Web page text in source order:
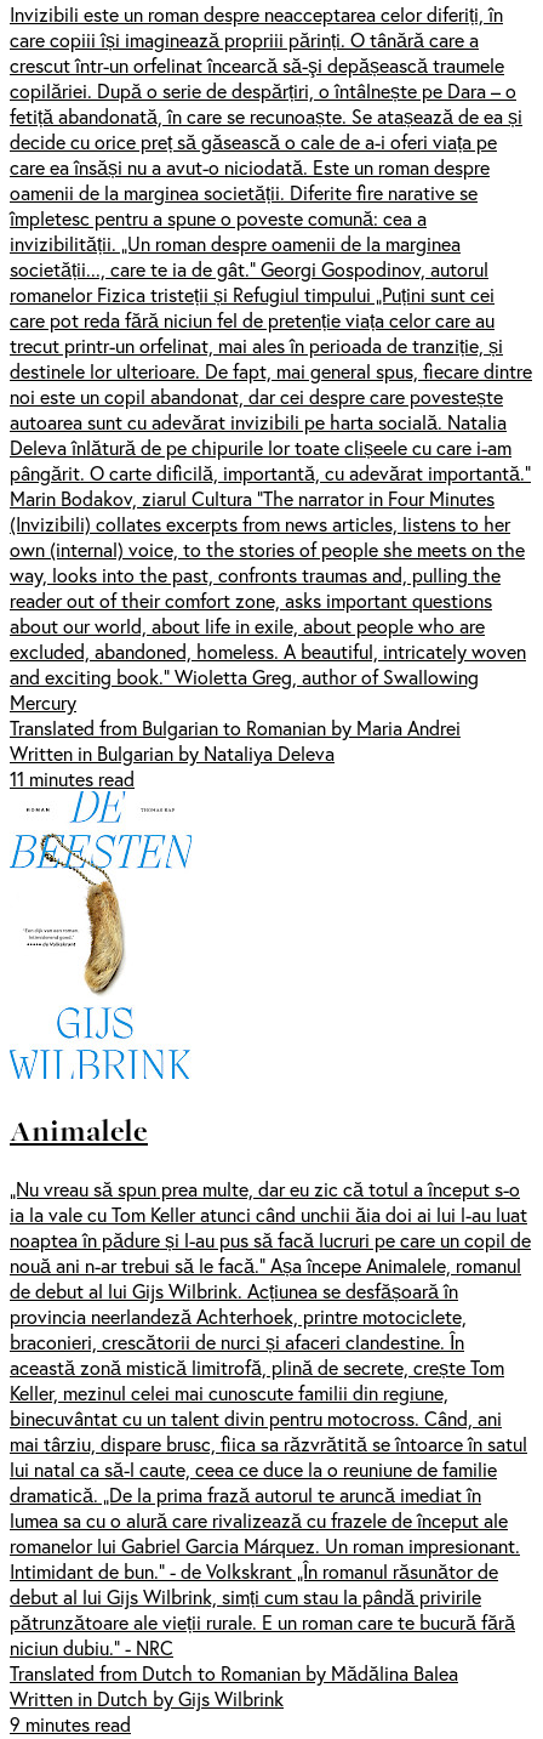
Invizibili este un roman despre neacceptarea celor diferiți, în
care copiii își imaginează propriii părinți. O tânără care a
crescut într-un orfelinat încearcă să-şi depășească traumele
copilăriei. După o serie de despărțiri, o întâlnește pe Dara – o
fetiță abandonată, în care se recunoaște. Se atașează de ea și
decide cu orice preț să găsească o cale de a-i oferi viața pe
care ea însăși nu a avut-o niciodată. Este un roman despre
oamenii de la marginea societății. Diferite fire narative se
împletesc pentru a spune o poveste comună: cea a
invizibilității. „Un roman despre oamenii de la marginea
societății..., care te ia de gât.” Georgi Gospodinov, autorul
romanelor Fizica tristeții și Refugiul timpului „Puțini sunt cei
care pot reda fără niciun fel de pretenție viața celor care au
trecut printr-un orfelinat, mai ales în perioada de tranziție, și
destinele lor ulterioare. De fapt, mai general spus, fiecare dintre
noi este un copil abandonat, dar cei despre care povestește
autoarea sunt cu adevărat invizibili pe harta socială. Natalia
Deleva înlătură de pe chipurile lor toate clișeele cu care i-am
pângărit. O carte dificilă, importantă, cu adevărat importantă.”
Marin Bodakov, ziarul Cultura “The narrator in Four Minutes
(Invizibili) collates excerpts from news articles, listens to her
own (internal) voice, to the stories of people she meets on the
way, looks into the past, confronts traumas and, pulling the
reader out of their comfort zone, asks important questions
about our world, about life in exile, about people who are
excluded, abandoned, homeless. A beautiful, intricately woven
and exciting book.” Wioletta Greg, author of Swallowing
Mercury
Translated from Bulgarian to Romanian by Maria Andrei
Written in Bulgarian by Nataliya Deleva
11 minutes read
Animalele
„Nu vreau să spun prea multe, dar eu zic că totul a început s-o
ia la vale cu Tom Keller atunci când unchii ăia doi ai lui l-au luat
noaptea în pădure și l-au pus să facă lucruri pe care un copil de
nouă ani n-ar trebui să le facă.” Așa începe Animalele, romanul
de debut al lui Gijs Wilbrink. Acțiunea se desfășoară în
provincia neerlandeză Achterhoek, printre motociclete,
braconieri, crescătorii de nurci și afaceri clandestine. În
această zonă mistică limitrofă, plină de secrete, crește Tom
Keller, mezinul celei mai cunoscute familii din regiune,
binecuvântat cu un talent divin pentru motocross. Când, ani
mai târziu, dispare brusc, fiica sa răzvrătită se întoarce în satul
lui natal ca să-l caute, ceea ce duce la o reuniune de familie
dramatică. „De la prima frază autorul te aruncă imediat în
lumea sa cu o alură care rivalizează cu frazele de început ale
romanelor lui Gabriel Garcia Márquez. Un roman impresionant.
Intimidant de bun.” - de Volkskrant „În romanul răsunător de
debut al lui Gijs Wilbrink, simți cum stau la pândă privirile
pătrunzătoare ale vieții rurale. E un roman care te bucură fără
niciun dubiu.” - NRC
Translated from Dutch to Romanian by Mădălina Balea
Written in Dutch by Gijs Wilbrink
9 minutes read